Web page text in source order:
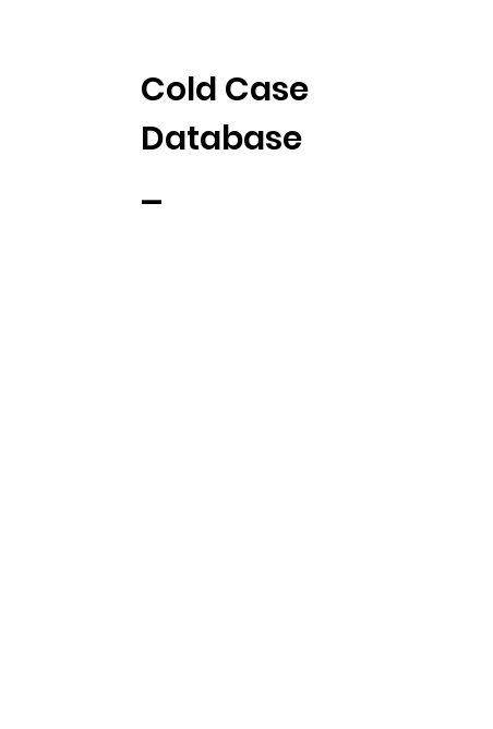
Cold Case
Database
_